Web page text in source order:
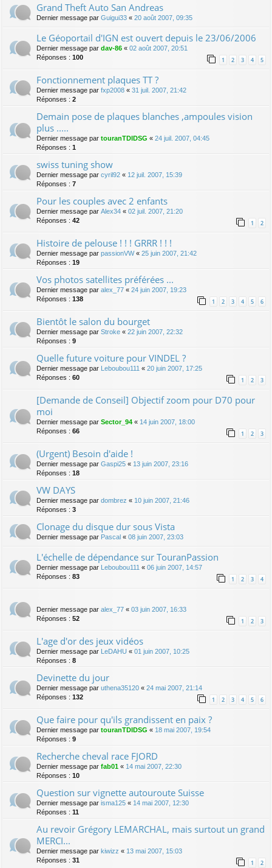
Grand Theft Auto San Andreas
Dernier message par Guigui33 « 20 août 2007, 09:35
Le Géoportail d'IGN est ouvert depuis le 23/06/2006
Dernier message par dav-86 « 02 août 2007, 20:51
Réponses : 100 1 2 3 4 5
Fonctionnement plaques TT ?
Dernier message par fxp2008 « 31 juil. 2007, 21:42
Réponses : 2
Demain pose de plaques blanches ,ampoules vision
plus .....
Dernier message par touranTDIDSG « 24 juil. 2007, 04:45
Réponses : 1
swiss tuning show
Dernier message par cyril92 « 12 juil. 2007, 15:39
Réponses : 7
Pour les couples avec 2 enfants
Dernier message par Alex34 « 02 juil. 2007, 21:20
Réponses : 42 1 2
Histoire de pelouse ! ! ! GRRR ! ! !
Dernier message par passionVW« 25 juin 2007, 21:42
Réponses : 19
Vos photos satellites préférées ...
Dernier message par alex_77 « 24 juin 2007, 19:23
Réponses : 138 1 2 3 4 5 6
Bientôt le salon du bourget
Dernier message par Stroke « 22 juin 2007, 22:32
Réponses : 9
Quelle future voiture pour VINDEL ?
Dernier message par Leboubou111 « 20 juin 2007, 17:25
Réponses : 60 1 2 3
[Demande de Conseil] Objectif zoom pour D70 pour
moi
Dernier message par Sector_94 « 14 juin 2007, 18:00
Réponses : 66 1 2 3
(Urgent) Besoin d'aide !
Dernier message par Gaspi25 « 13 juin 2007, 23:16
Réponses : 18
VW DAYS
Dernier message par dombrez « 10 juin 2007, 21:46
Réponses : 3
Clonage du disque dur sous Vista
Dernier message par Pascal « 08 juin 2007, 23:03
L'échelle de dépendance sur TouranPassion
Dernier message par Leboubou111 « 06 juin 2007, 14:57
Réponses : 83 1 2 3 4
Dernier message par alex_77 « 03 juin 2007, 16:33
Réponses : 52 1 2 3
L'age d'or des jeux vidéos
Dernier message par LeDAHU « 01 juin 2007, 10:25
Réponses : 8
Devinette du jour
Dernier message par uthena35120 « 24 mai 2007, 21:14
Réponses : 132 1 2 3 4 5 6
Que faire pour qu'ils grandissent en paix ?
Dernier message par touranTDIDSG « 18 mai 2007, 19:54
Réponses : 9
Recherche cheval race FJORD
Dernier message par fab01 « 14 mai 2007, 22:30
Réponses : 10
Question sur vignette autouroute Suisse
Dernier message par isma125 « 14 mai 2007, 12:30
Réponses : 11
Au revoir Grégory LEMARCHAL, mais surtout un grand
MERCI...
Dernier message par kiwizz « 13 mai 2007, 15:03
Réponses : 31 1 2